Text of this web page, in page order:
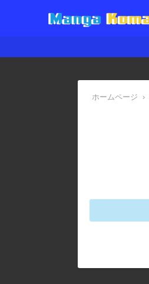
ホームページ ›